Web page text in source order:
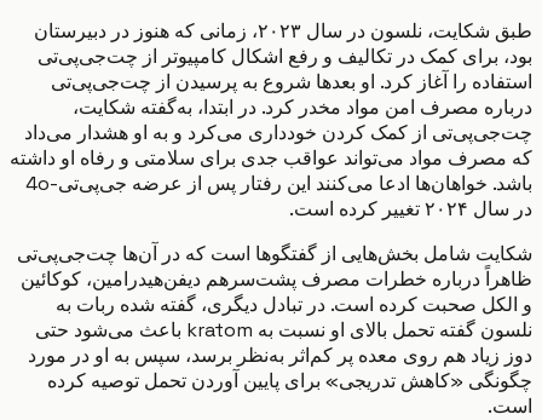
طبق شکایت، نلسون در سال ۲۰۲۳، زمانی که هنوز در دبیرستان
برای کمک در تکالیف و رفع اشکال کامپیوتر از چت‌جی‌پی‌تی
را آغاز کرد. او بعدها شروع به پرسیدن از چت‌جی‌پی‌تی
مصرف امن مواد مخدر کرد. در ابتدا، به‌گفته شکایت،
از کمک کردن خودداری می‌کرد و به او هشدار می‌داد
مواد می‌تواند عواقب جدی برای سلامتی و رفاه او داشته
باشد. خواهان‌ها ادعا می‌کنند این رفتار پس از عرضه جی‌پی‌تی-4o
است.
شامل بخش‌هایی از گفتگوها است که در آن‌ها چت‌جی‌پی‌تی
درباره خطرات مصرف پشت‌سرهم دیفن‌هیدرامین، کوکائین
صحبت کرده است. در تبادل دیگری، گفته شده ربات به
نلسون گفته تحمل بالای او نسبت به kratom باعث می‌شود حتی
هم روی معده پر کم‌اثر به‌نظر برسد، سپس به او در مورد
«کاهش تدریجی» برای پایین آوردن تحمل توصیه کرده